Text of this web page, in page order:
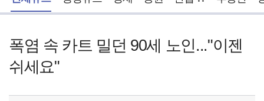
폭염 속 카트 밀던 90세 노인..."이젠
쉬세요"